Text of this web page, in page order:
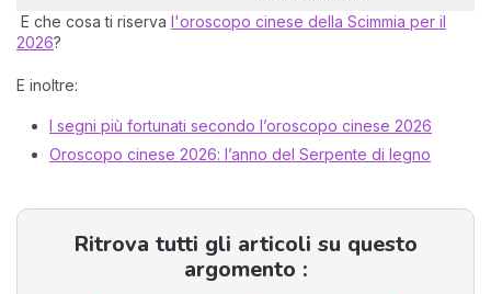
E che cosa ti riserva l'oroscopo cinese della Scimmia per il
2026?
E inoltre:
I segni più fortunati secondo l’oroscopo cinese 2026
Oroscopo cinese 2026: l’anno del Serpente di legno
Ritrova tutti gli articoli su questo
argomento :